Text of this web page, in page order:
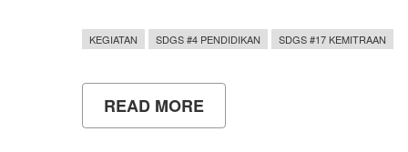
KEGIATAN SDGS #4 PENDIDIKAN SDGS #17 KEMITRAAN
READ MORE
SASTRA